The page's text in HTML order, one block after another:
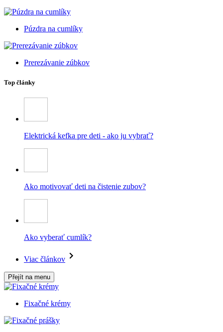
Púzdra na cumlíky
Prerezávanie zúbkov
Top články
Elektrická kefka pre deti - ako ju vybrať?
Ako motivovať deti na čistenie zubov?
Ako vyberať cumlík?
Viac článkov
Přejít na menu
Fixačné krémy